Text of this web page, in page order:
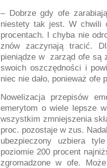
– Dobrze gdy ofe
niestety tak jest. W chwili
procentach. I chyba nie
znów zaczynają tracić.
pieniądze w
zarząd ofe są
swoich oszczędności i
niec nie dało, ponieważ ofe
Nowelizacja przepisów
emerytom o wiele lepsze
wszystkim zmniejszenia
proc. pozostaje w zus.
ubezpieczony uzbiera
poziomie 200 procent
zgromadzone w ofe.